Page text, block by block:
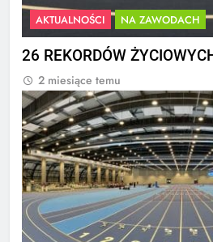
AKTUALNOŚCI NA ZAWODACH
26 REKORDÓW
2 miesiące temu